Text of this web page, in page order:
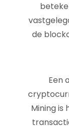
de
Een
Mining is